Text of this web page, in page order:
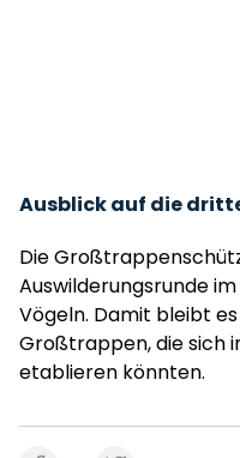
Ausblick auf die
Die
Auswilderungsrunde
Vögeln. Damit bleibt
Großtrappen, die sich
etablieren könnten.